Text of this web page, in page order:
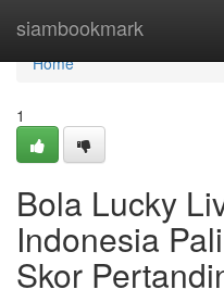
siambookmark
Home
Home
1
Bola Lucky
Indonesia
Skor